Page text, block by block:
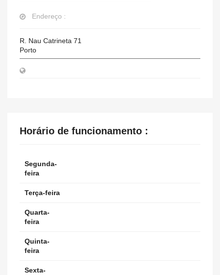
Endereço :
R. Nau Catrineta 71
Porto
Horário de funcionamento :
Segunda-
feira
Terça-feira
Quarta-
feira
Quinta-
feira
Sexta-